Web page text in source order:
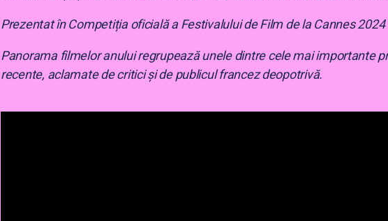
Prezentat în Competiția oficială a Festivalului de Film de la Cannes 2024
Panorama filmelor anului regrupează unele dintre cele mai importante
recente, aclamate de critici și de publicul francez deopotrivă.